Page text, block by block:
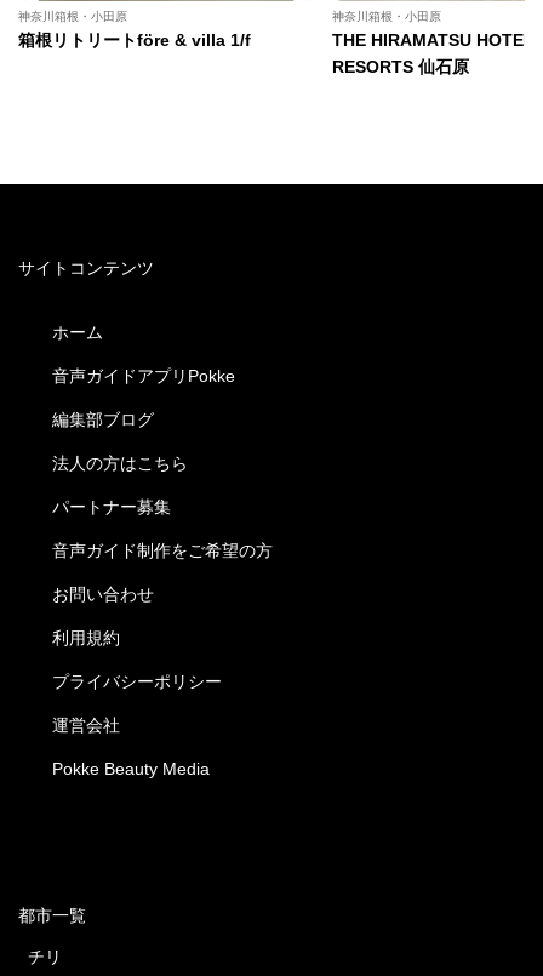
神奈川箱根・小田原
箱根リトリートföre & villa 1/f
神奈川箱根・小田原
THE HIRAMATSU
RESORTS 仙石原
サイトコンテンツ
ホーム
音声ガイドアプリPokke
編集部ブログ
法人の方はこちら
パートナー募集
音声ガイド制作をご希望の方
お問い合わせ
利用規約
プライバシーポリシー
運営会社
Pokke Beauty Media
都市一覧
チリ